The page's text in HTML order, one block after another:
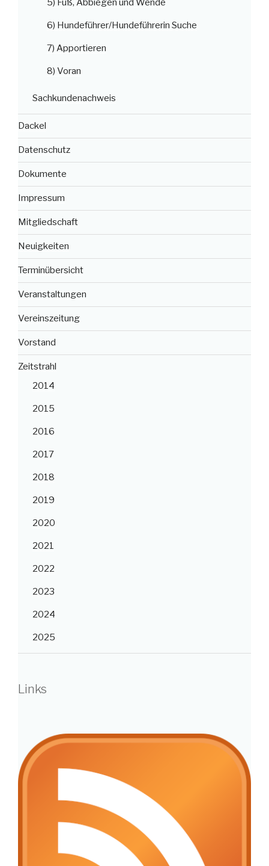
5) Fuß, Abbiegen und Wende
6) Hundeführer/Hundeführerin Suche
7) Apportieren
8) Voran
Sachkundenachweis
Dackel
Datenschutz
Dokumente
Impressum
Mitgliedschaft
Neuigkeiten
Terminübersicht
Veranstaltungen
Vereinszeitung
Vorstand
Zeitstrahl
2014
2015
2016
2017
2018
2019
2020
2021
2022
2023
2024
2025
Links